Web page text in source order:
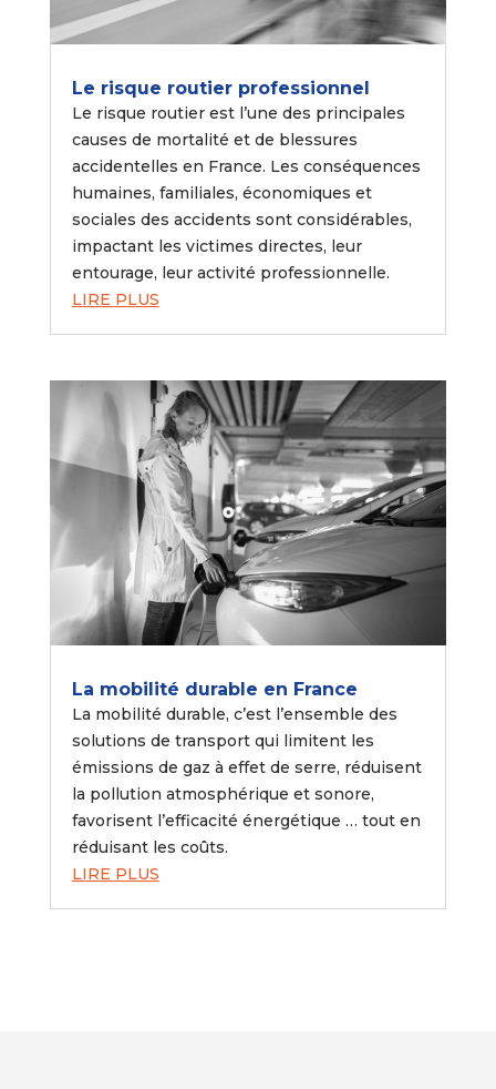
Le risque routier professionnel
Le risque routier est l’une des principales
causes de mortalité et de blessures
accidentelles en France. Les conséquences
humaines, familiales, économiques et
sociales des accidents sont considérables,
impactant les victimes directes, leur
entourage, leur activité professionnelle.
LIRE PLUS
La mobilité durable en France
La mobilité durable, c’est l’ensemble des
solutions de transport qui limitent les
émissions de gaz à effet de serre, réduisent
la pollution atmosphérique et sonore,
favorisent l’efficacité énergétique … tout en
réduisant les coûts.
LIRE PLUS